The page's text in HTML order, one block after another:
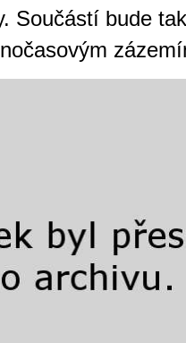
Součástí bude
nabídku her
jak pro pravidelné